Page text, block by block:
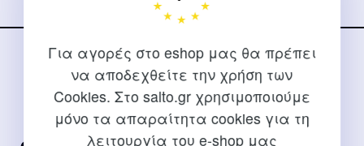
Για αγορές στο eshop μας θα πρέπει
να αποδεχθείτε την χρήση των
Cookies. Στο salto.gr χρησιμοποιούμε
μόνο τα απαραίτητα cookies για τη
λειτουργία του e-shop μας
ΕΠΙΚΟΙΝΩΝΊΑ
Για διευκρινίσεις και υποστήριξη παραγγελιών μέσω του
Internet